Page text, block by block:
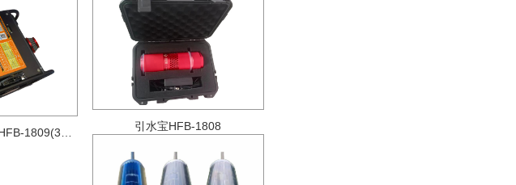
引水宝HFB-1808